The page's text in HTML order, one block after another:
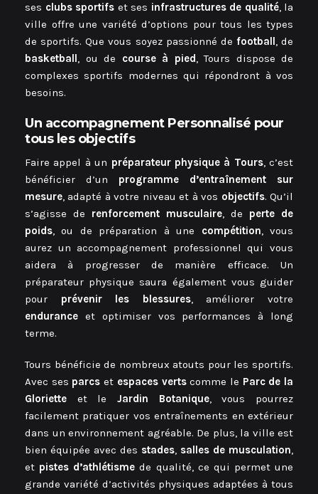
ses clubs sportifs et ses infrastructures de qualité, la
ville offre une variété d’options pour tous les types
de sportifs. Que vous soyez passionné de football, de
basketball, ou de course à pied, Tours dispose de
complexes sportifs modernes qui répondront à vos
besoins.
Un accompagnement Personnalisé pour
tous les objectifs
Faire appel à un préparateur physique à Tours, c’est
bénéficier d’un programme d’entraînement sur
mesure, adapté à votre niveau et à vos objectifs. Qu’il
s’agisse de renforcement musculaire, de perte de
poids, ou de préparation à une compétition, vous
aurez un accompagnement professionnel qui vous
aidera à progresser de manière efficace. Un
préparateur physique saura également vous guider
pour prévenir les blessures, améliorer votre
endurance et optimiser vos performances à long
terme.
Tours bénéficie de nombreux atouts pour les sportifs.
Avec ses parcs et espaces vertscomme le Parc de la
Gloriette et le Jardin Botanique, vous pourrez
facilement pratiquer vos entraînements en extérieur
dans un environnement agréable. De plus, la ville est
bien équipée avec des stades, salles de musculation,
et pistes d’athlétisme de qualité, ce qui permet une
grande variété d’activités physiques adaptées à tous